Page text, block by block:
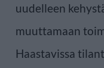
uudelleen
muuttamaan
Haastavissa